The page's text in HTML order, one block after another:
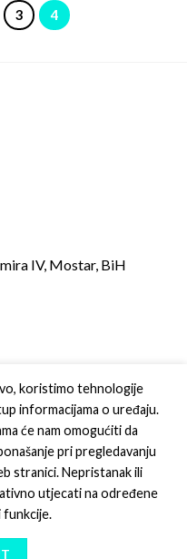
3 4
IV, Mostar, BiH
koristimo tehnologije
informacijama o uređaju.
će nam omogućiti da
pri pregledavanju
stranici. Nepristanak ili
utjecati na određene
funkcije.